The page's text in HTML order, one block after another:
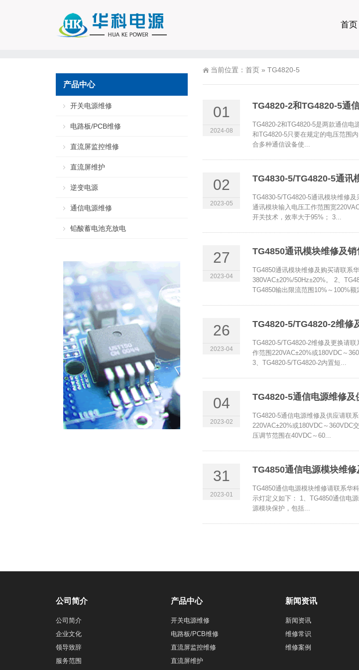
首页
当前位置： 首页 » TG4820-5
01
2024-08
TG4820-2和TG4820-5通
TG4820-2和TG4820-5是两款通信
和TG4820-5只要在规定的电压范围
合多种通信设备使...
02
2023-05
TG4830-5/TG4820-5通讯
TG4830-5/TG4820-5通讯模块维修
通讯模块输入电压工作范围宽
开关技术，效率大于95%； 3...
27
2023-04
TG4850通讯模块维修及销
TG4850通讯模块维修及购买请联系
380VAC±20%/50Hz±20%。 2、
TG4850输出限流范围10%～100%额
26
2023-04
TG4820-5/TG4820-2维修
TG4820-5/TG4820-2维修及更换请
作范围220VAC±20%或180VDC～
3、TG4820-5/TG4820-2内置短...
04
2023-02
TG4820-5通信电源维修及
TG4820-5通信电源维修及供应请联
220VAC±20%或180VDC～360VDC
压调节范围在40VDC～60...
31
2023-01
TG4850通信电源模块维修
TG4850通信电源模块维修请联系华
示灯定义如下： 1、TG4850通信电
源模块保护，包括...
产品中心
开关电源维修
电路板/PCB维修
直流屏监控维修
直流屏维护
逆变电源
通信电源维修
铅酸蓄电池充放电
公司简介
公司简介
企业文化
领导致辞
服务范围
产品中心
开关电源维修
电路板/PCB维修
直流屏监控维修
直流屏维护
新闻资讯
新闻资讯
维修常识
维修案例